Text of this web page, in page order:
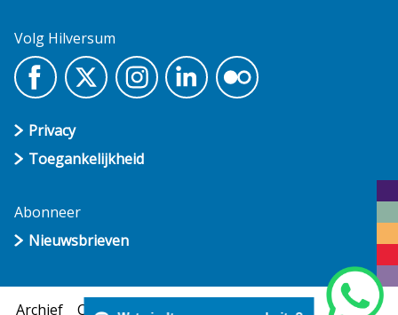
Volg Hilversum
Privacy
Toegankelijkheid
Abonneer
Nieuwsbrieven
Archief Cookies